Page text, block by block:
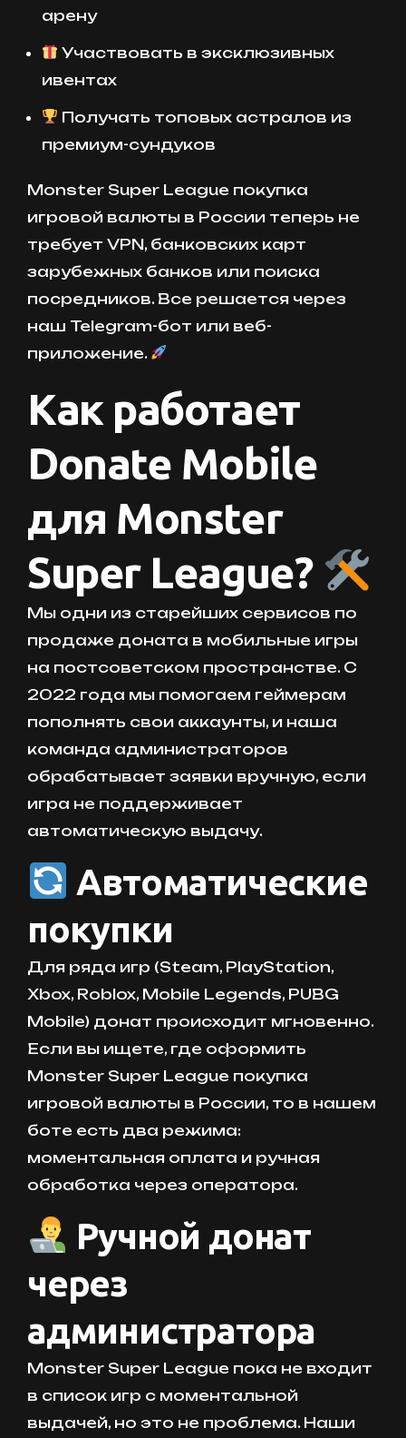
арену
Участвовать в эксклюзивных
ивентах
Получать топовых астралов из
премиум-сундуков
Monster Super League покупка
игровой валюты в России теперь не
требует VPN, банковских карт
зарубежных банков или поиска
посредников. Все решается через
наш Telegram-бот или веб-
приложение.
Как работает
Donate Mobile
для Monster
Super League?
Мы одни из старейших сервисов по
продаже доната в мобильные игры
на постсоветском пространстве. С
2022 года мы помогаем геймерам
пополнять свои аккаунты, и наша
команда администраторов
обрабатывает заявки вручную, если
игра не поддерживает
автоматическую выдачу.
Автоматические
покупки
Для ряда игр (Steam, PlayStation,
Xbox, Roblox, Mobile Legends, PUBG
Mobile) донат происходит мгновенно.
Если вы ищете, где оформить
Monster Super League покупка
игровой валюты в России, то в нашем
боте есть два режима:
моментальная оплата и ручная
обработка через оператора.
Ручной донат
через
администратора
Monster Super League пока не входит
в список игр с моментальной
выдачей, но это не проблема. Наши